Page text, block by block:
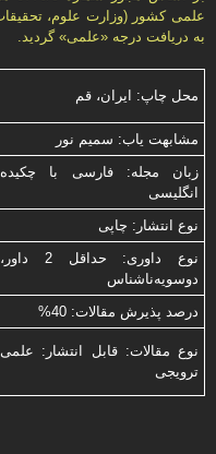
به دریافت درجه «علمى» گردید.
محل چاپ: ایران، قم
مشابهت ياب: سميم نور
زبان مجله: فارسی با چكیده
انگلیسی
نوع انتشار: چاپی
نوع داوری: حداقل 2 داور،
دوسویه‌ناشناس
درصد پذیرش مقالات: 40%
نوع مقالات: قابل انتشار: علمی
ترویجی